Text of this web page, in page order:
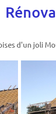
d'un joli